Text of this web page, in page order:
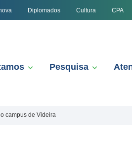
Diplomados Cultura CPA
Pesquisa
campus de Videira